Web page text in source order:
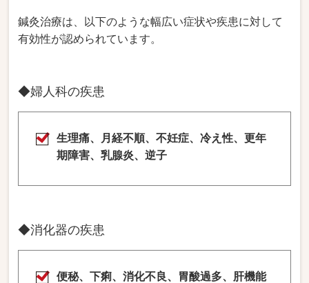
鍼灸治療は、以下のような幅広い症状や疾患に対して
有効性が認められています。
◆婦人科の疾患
生理痛、月経不順、不妊症、冷え性、更年
期障害、乳腺炎、逆子
◆消化器の疾患
便秘、下痢、消化不良、胃酸過多、肝機能